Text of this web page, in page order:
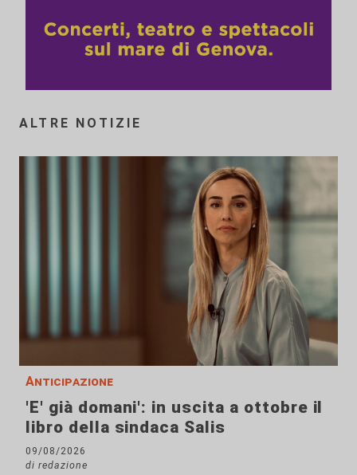
ALTRE NOTIZIE
Anticipazione
'E' già domani': in uscita a ottobre il
libro della sindaca Salis
09/08/2026
di redazione